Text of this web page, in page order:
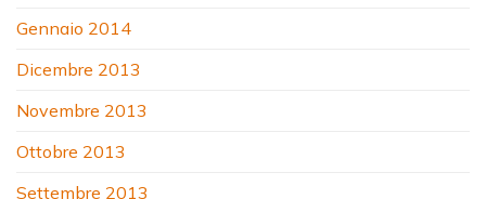
Gennaio 2014
Dicembre 2013
Novembre 2013
Ottobre 2013
Settembre 2013